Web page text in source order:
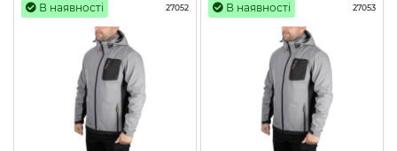
В наявності 27052 В наявності 27053